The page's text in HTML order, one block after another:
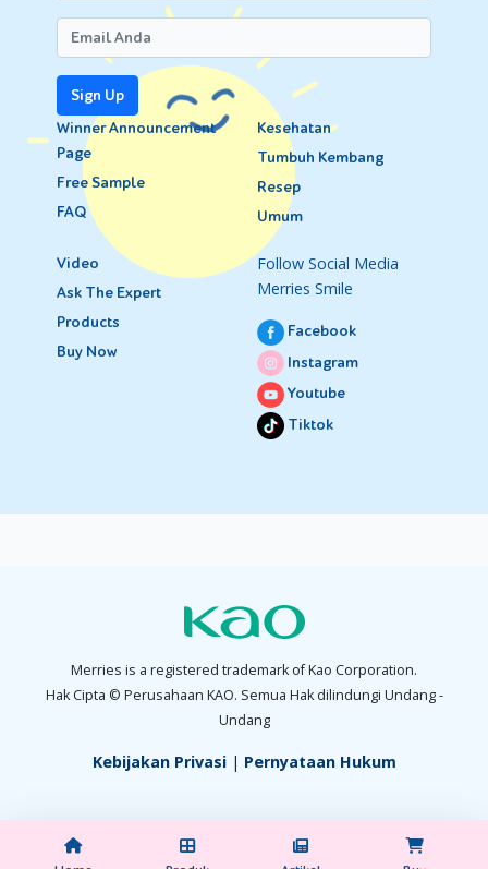
Sign Up
Winner Announcement
Page
Free Sample
FAQ
Kesehatan
Tumbuh Kembang
Resep
Umum
Video
Ask The Expert
Products
Buy Now
Follow Social Media
Merries Smile
Facebook
Instagram
Youtube
Tiktok
Merries is a registered trademark of Kao Corporation.
Hak Cipta © Perusahaan KAO. Semua Hak dilindungi Undang -
Undang
Kebijakan Privasi| Pernyataan Hukum